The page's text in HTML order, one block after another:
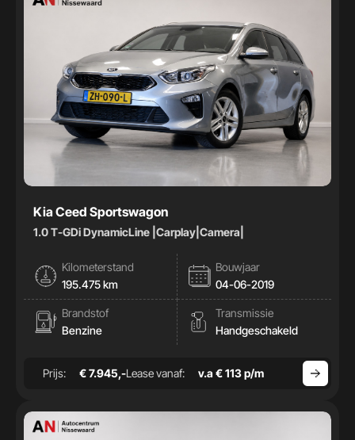
Kia Ceed Sportswagon
1.0 T-GDi DynamicLine |Carplay|Camera|
Kilometerstand
195.475 km
Bouwjaar
04-06-2019
Brandstof
Benzine
Transmissie
Handgeschakeld
Prijs: € 7.945,-Lease vanaf: v.a € 113 p/m